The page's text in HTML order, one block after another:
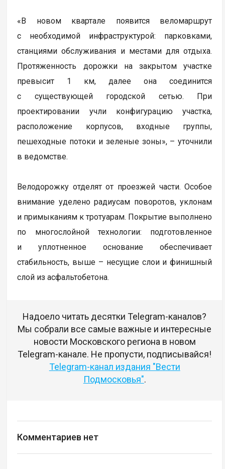
«В новом квартале появится веломаршрут
с необходимой инфраструктурой: парковками,
станциями обслуживания и местами для отдыха.
Протяженность дорожки на закрытом участке
превысит 1 км, далее она соединится
с существующей городской сетью. При
проектировании учли конфигурацию участка,
расположение корпусов, входные группы,
пешеходные потоки и зеленые зоны», – уточнили
в ведомстве.
Велодорожку отделят от проезжей части. Особое
внимание уделено радиусам поворотов, уклонам
и примыканиям к тротуарам. Покрытие выполнено
по многослойной технологии: подготовленное
и уплотненное основание обеспечивает
стабильность, выше – несущие слои и финишный
слой из асфальтобетона.
Надоело читать десятки Telegram-каналов?
Мы собрали все самые важные и интересные
новости Московского региона в новом
Telegram-канале. Не пропусти, подписывайся!
Telegram-канал издания "Вести
Подмосковья".
Комментариев нет